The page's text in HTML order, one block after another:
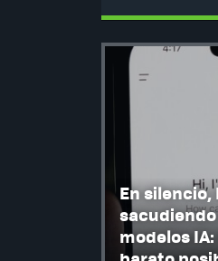
En silencio,
modelos